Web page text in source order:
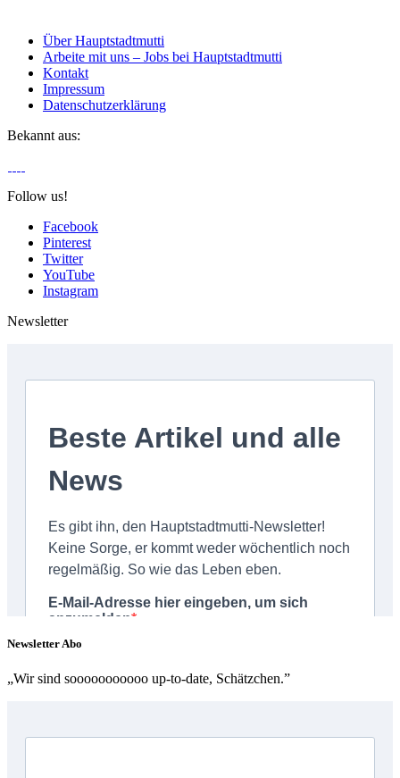
Über Hauptstadtmutti
Arbeite mit uns – Jobs bei Hauptstadtmutti
Kontakt
Impressum
Datenschutzerklärung
Bekannt aus:
Follow us!
Facebook
Pinterest
Twitter
YouTube
Instagram
Newsletter
Newsletter Abo
„Wir sind sooooooooooo up-to-date, Schätzchen.”